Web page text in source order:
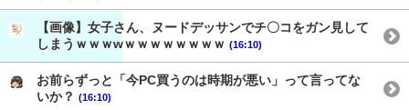
【画像】女子さん、ヌードデッサンでチ〇コをガン見して
しまうｗｗｗwｗｗｗｗｗｗｗｗ (16:10)
お前らずっと「今PC買うのは時期が悪い」って言ってな
いか？ (16:10)